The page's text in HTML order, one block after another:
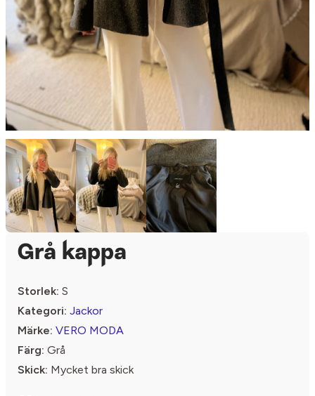
Grå kappa
Storlek: S
Kategori: Jackor
Märke: VERO MODA
Färg: Grå
Skick: Mycket bra skick